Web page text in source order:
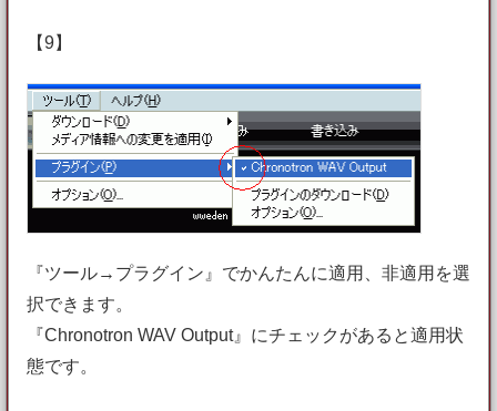
【9】
『ツール→プラグイン』でかんたんに適用、非適用を選
択できます。
『Chronotron WAV Output』にチェックがあると適用状
態です。